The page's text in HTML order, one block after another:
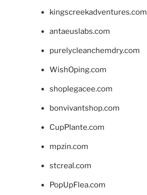
kingscreekadventures.com
antaeuslabs.com
purelycleanchemdry.com
WishOping.com
shoplegacee.com
bonvivantshop.com
CupPlante.com
mpzin.com
stcreal.com
PopUpFlea.com